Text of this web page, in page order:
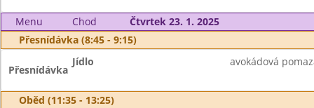
Menu Chod
Čtvrtek 23. 1. 2025
Přesnídávka (8:45 - 9:15)
Přesnídávka
Jídlo avokádová
Oběd (11:35 - 13:25)